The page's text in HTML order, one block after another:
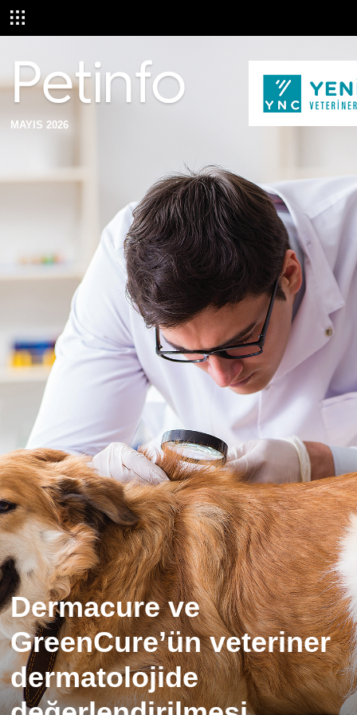
MAYIS 2026
Dermacure ve
GreenCure’ün veteriner
dermatolojide